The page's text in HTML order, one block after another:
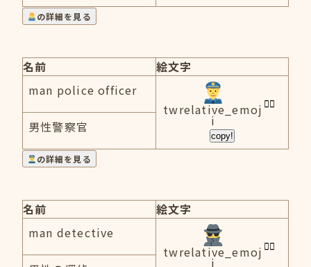
の詳細を見る
名前
絵文字
man police officer
twrelative_emoj
i
copy!
男性警察官
の詳細を見る
名前
絵文字
man detective
twrelative_emoj
i